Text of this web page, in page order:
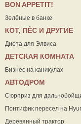
ВON APPETIT!
Зелёные в банке
КОТ, ПЁС И ДРУГИЕ
Диета для Элвиса
ДЕТСКАЯ КОМНАТА
Бизнес на каникулах
АВТОДРОМ
Сюрприз для
Понтифик пересел на
Деревянный трактор